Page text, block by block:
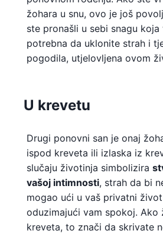
žohara u snu, ovo je još
ste pronašli u sebi snagu koja
potrebna da uklonite strah i
pogodila, utjelovljena ovom
U krevetu
Drugi ponovni san je onaj
ispod kreveta ili izlaska iz
slučaju životinja simbolizira
vašoj intimnosti, strah da bi
mogao ući u vaš privatni
oduzimajući vam spokoj. Ako
kreveta, to znači da skrivate